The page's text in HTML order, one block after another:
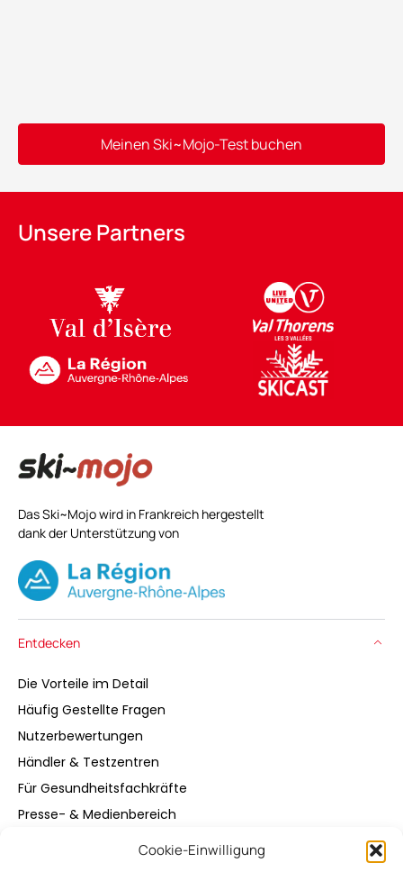
Cookie-Einwilligung
Meinen Ski~Mojo-Test buchen
Unsere Partners
Das Ski~Mojo wird in Frankreich hergestellt
dank der Unterstützung von
Entdecken
Die Vorteile im Detail
Häufig Gestellte Fragen
Nutzerbewertungen
Händler & Testzentren
Für Gesundheitsfachkräfte
Presse- & Medienbereich